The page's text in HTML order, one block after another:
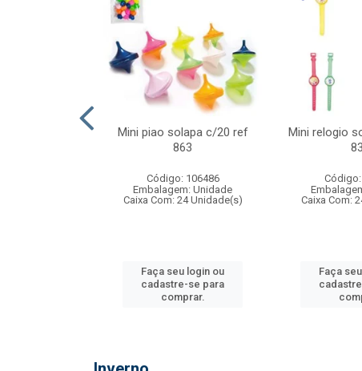
Mini piao solapa c/20 ref
863
Código: 106486
Embalagem: Unidade
Caixa Com: 24 Unidade(s)
Faça seu login ou
cadastre-se para
comprar.
Mini relogio
Caixa Com:
Faça